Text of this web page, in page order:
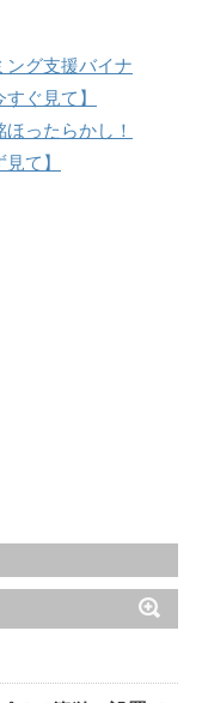
ング支援バイナ
ぐ見て】
ほったらかし！
て】